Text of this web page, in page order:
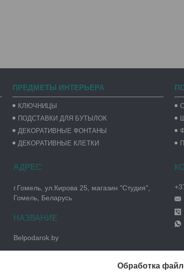
ПРЕДМЕТЫ ИНТЕРЬЕРА
КЛЮЧНИЦЫ
ПОДСТАВКИ ДЛЯ БУТЫЛОК
ДЕКОРАТИВНЫЕ ФОНТАНЫ
ДЕКОРАТИВНЫЕ КЛЕТКИ
г.Гомель, ул.Кирова 25, магазин "Студия",
Гомель, Беларусь
Belpodarok.by
Обработка